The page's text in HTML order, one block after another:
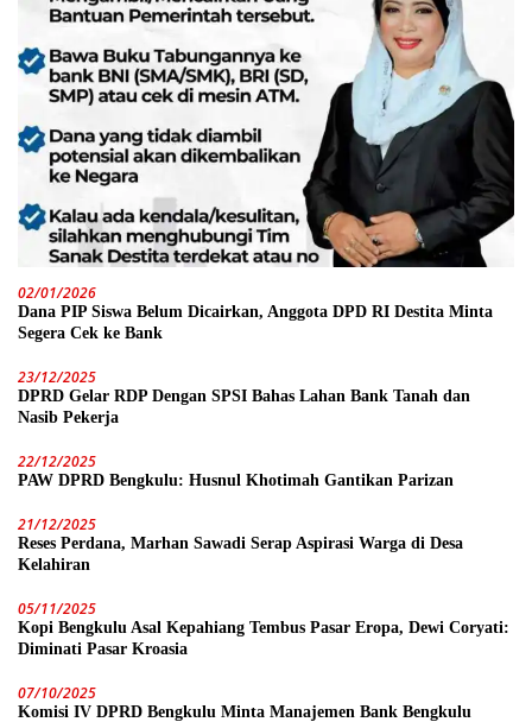
02/01/2026
Dana PIP Siswa Belum Dicairkan, Anggota DPD RI Destita Minta
Segera Cek ke Bank
23/12/2025
DPRD Gelar RDP Dengan SPSI Bahas Lahan Bank Tanah dan
Nasib Pekerja
22/12/2025
PAW DPRD Bengkulu: Husnul Khotimah Gantikan Parizan
21/12/2025
Reses Perdana, Marhan Sawadi Serap Aspirasi Warga di Desa
Kelahiran
05/11/2025
Kopi Bengkulu Asal Kepahiang Tembus Pasar Eropa, Dewi Coryati:
Diminati Pasar Kroasia
07/10/2025
Komisi IV DPRD Bengkulu Minta Manajemen Bank Bengkulu